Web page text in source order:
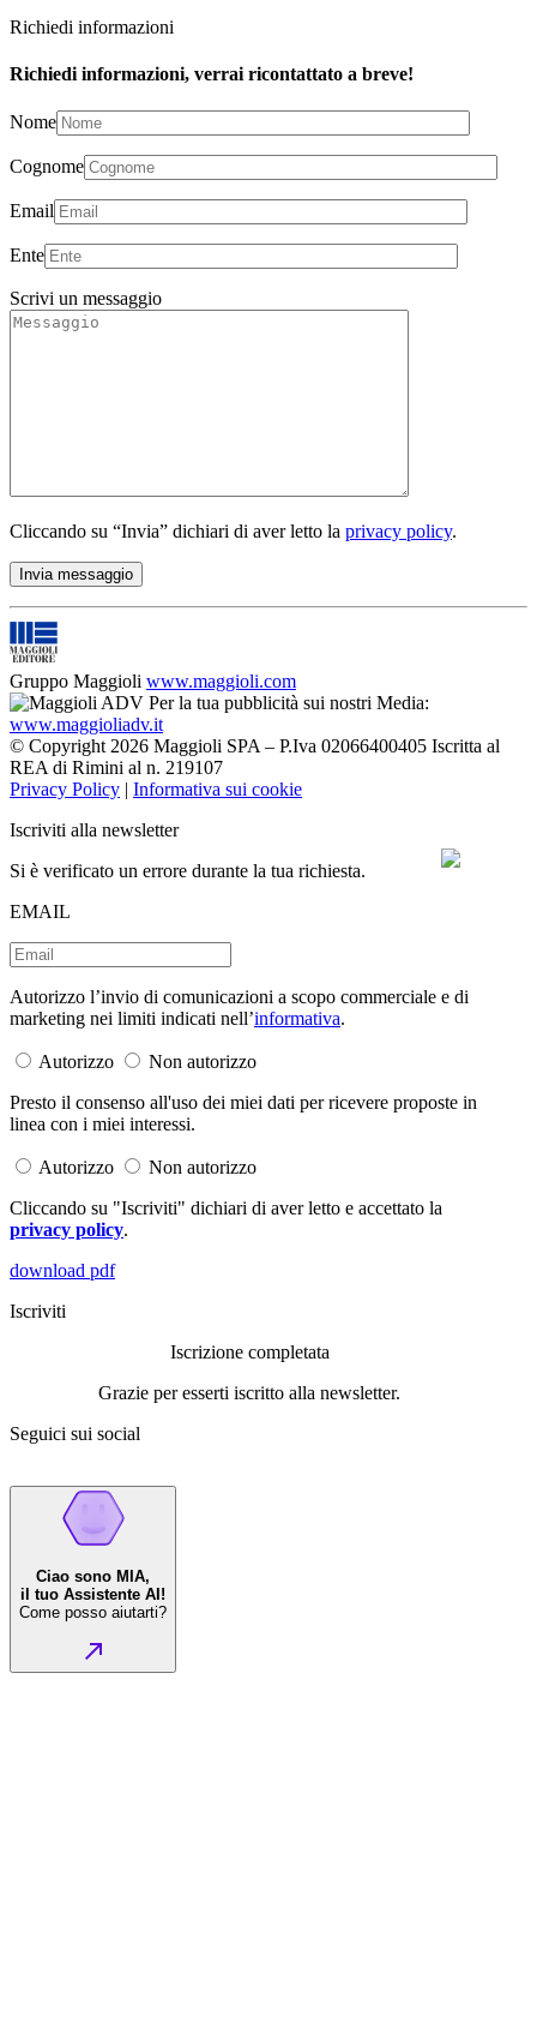
Richiedi informazioni
Richiedi informazioni, verrai ricontattato a breve!
Nome
Cognome
Email
Ente
Scrivi un messaggio
Cliccando su “Invia” dichiari di aver letto la privacy policy.
Gruppo Maggioli www.maggioli.com
Per la tua pubblicità sui nostri Media:
www.maggioliadv.it
© Copyright 2026 Maggioli SPA – P.Iva 02066400405 Iscritta al
REA di Rimini al n. 219107
Privacy Policy | Informativa sui cookie
Iscriviti alla newsletter
Si è verificato un errore durante la tua richiesta.
EMAIL
Autorizzo l’invio di comunicazioni a scopo commerciale e di
marketing nei limiti indicati nell’informativa.
Autorizzo
Non autorizzo
Presto il consenso all'uso dei miei dati per ricevere proposte in
linea con i miei interessi.
Autorizzo
Non autorizzo
Cliccando su "Iscriviti" dichiari di aver letto e accettato la
privacy policy.
download pdf
Iscriviti
Iscrizione completata
Grazie per esserti iscritto alla newsletter.
Seguici sui social
Ciao sono MIA,
il tuo Assistente AI!
Come posso aiutarti?